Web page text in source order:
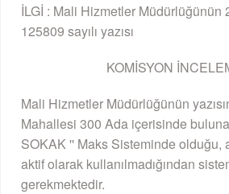
İLGİ : Mali Hizmetler Müdürlüğünün
125809 sayılı yazısı
KOMİSYON
Mali Hizmetler Müdürlüğünün
Mahallesi 300 Ada içerisinde
SOKAK '' Maks Sisteminde olduğu,
aktif olarak kullanılmadığından
gerekmektedir.